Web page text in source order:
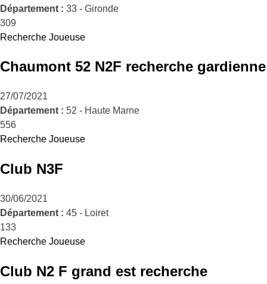
Département : 33 - Gironde
309
Recherche Joueuse
Chaumont 52 N2F recherche gardienne
27/07/2021
Département : 52 - Haute Marne
556
Recherche Joueuse
Club N3F
30/06/2021
Département : 45 - Loiret
133
Recherche Joueuse
Club N2 F grand est recherche